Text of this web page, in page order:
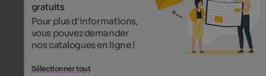
gratuits
Pour plus d'informations,
vous pouvez demander
nos catalogues en ligne !
Sélectionner tout